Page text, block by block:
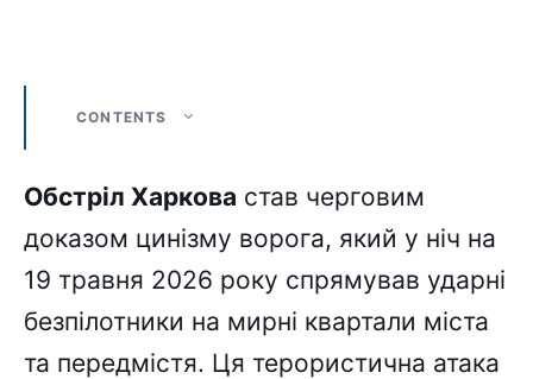
CONTENTS
Обстріл Харкова став черговим
доказом цинізму ворога, який у ніч на
19 травня 2026 року спрямував ударні
безпілотники на мирні квартали міста
та передмістя. Ця терористична атака